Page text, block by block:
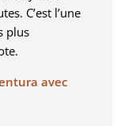
C’est l’une
plus
avec